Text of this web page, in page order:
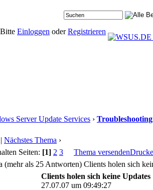
Einloggen oderRegistrieren
Server Update Services › Troubleshooting
| Nächstes Thema ›
Seiten: [1] 2 3 Thema versenden
Clients holen sich
Clients holen sich keine Updates
27.07.07 um 09:49:27